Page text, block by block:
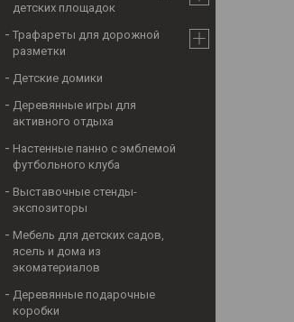
детских площадок
Трафареты для дорожной
разметки
Детские домики
Деревянные игры для
активного отдыха
Настенные панно с эмблемой
футбольного клуба
Выставочные стенды-
экспозиторы
Мебель для детских садов,
ясель и дома из
экоматериалов
Деревянные подарочные
коробки